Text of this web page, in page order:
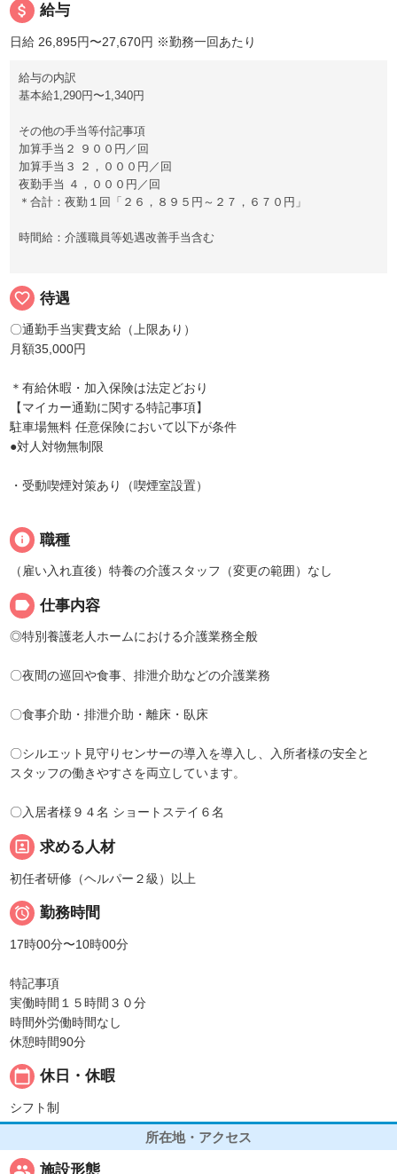
attach_money 給与
日給 26,895円〜27,670円 ※勤務一回あたり
給与の内訳
基本給1,290円〜1,340円
その他の手当等付記事項
加算手当２ ９００円／回
加算手当３ ２，０００円／回
夜勤手当 ４，０００円／回
＊合計：夜勤１回「２６，８９５円～２７，６７０円」
時間給：介護職員等処遇改善手当含む
favorite_border 待遇
〇通勤手当実費支給（上限あり）
月額35,000円
＊有給休暇・加入保険は法定どおり
【マイカー通勤に関する特記事項】
駐車場無料 任意保険において以下が条件
●対人対物無制限
・受動喫煙対策あり（喫煙室設置）
info 職種
（雇い入れ直後）特養の介護スタッフ（変更の範囲）なし
label 仕事内容
◎特別養護老人ホームにおける介護業務全般
〇夜間の巡回や食事、排泄介助などの介護業務
〇食事介助・排泄介助・離床・臥床
〇シルエット見守りセンサーの導入を導入し、入所者様の安全と
スタッフの働きやすさを両立しています。
〇入居者様９４名 ショートステイ６名
portrait 求める人材
初任者研修（ヘルパー２級）以上
 勤務時間
17時00分〜10時00分
特記事項
実働時間１５時間３０分
時間外労働時間なし
休憩時間90分
calendar_today 休日・休暇
シフト制
所在地・アクセス
people 施設形態